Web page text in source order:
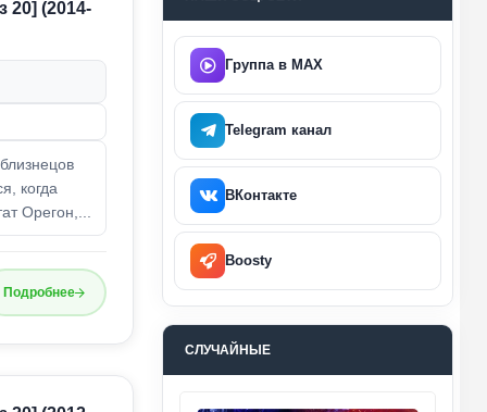
20] (2014-
когда
Орегон,...
Подробнее
Группа в MAX
Telegram канал
ВКонтакте
Boosty
СЛУЧАЙНЫЕ